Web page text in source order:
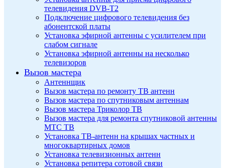
телевидения DVB-T2
Подключение цифрового телевидения без
абонентской платы
Установка эфирной антенны с усилителем при
слабом сигнале
Установка эфирной антенны на несколько
телевизоров
Вызов мастера
Антеннщик
Вызов мастера по ремонту ТВ антенн
Вызов мастера по спутниковым антеннам
Вызов мастера Триколор ТВ
Вызов мастера для ремонта спутниковой антенны
МТС ТВ
Установка ТВ-антенн на крышах частных и
многоквартирных домов
Установка телевизионных антенн
Установка репитера сотовой связи